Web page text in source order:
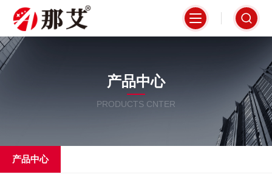
产品中心
PRODUCTS CNTER
产品中心